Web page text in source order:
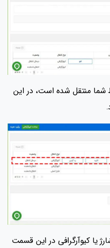
منتقل شده است، در این
یا کیوآرگرافی در این قسمت